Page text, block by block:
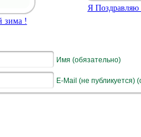
зима !
Я
Имя (обязательно)
E-Mail (не публикуется)